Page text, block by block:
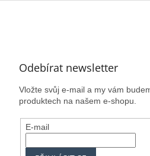
Odebírat newsletter
Vložte svůj e-mail a my vám
produktech na našem e-shopu.
E-mail